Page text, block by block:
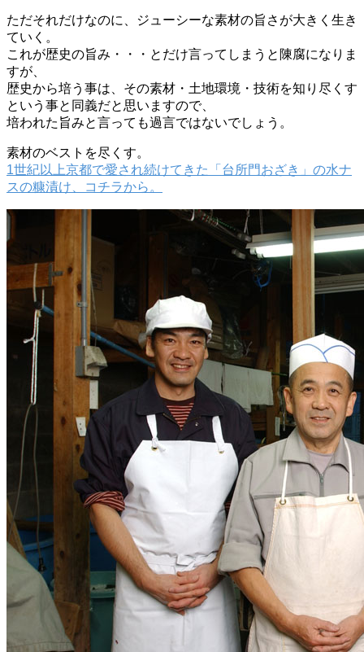
ただそれだけなのに、ジューシーな素材の旨さが大きく生き
ていく。
これが歴史の旨み・・・とだけ言ってしまうと陳腐になりま
すが、
歴史から培う事は、その素材・土地環境・技術を知り尽くす
という事と同義だと思いますので、
培われた旨みと言っても過言ではないでしょう。
素材のベストを尽くす。
1世紀以上京都で愛され続けてきた「台所門おざき」の水ナ
スの糠漬け、コチラから。